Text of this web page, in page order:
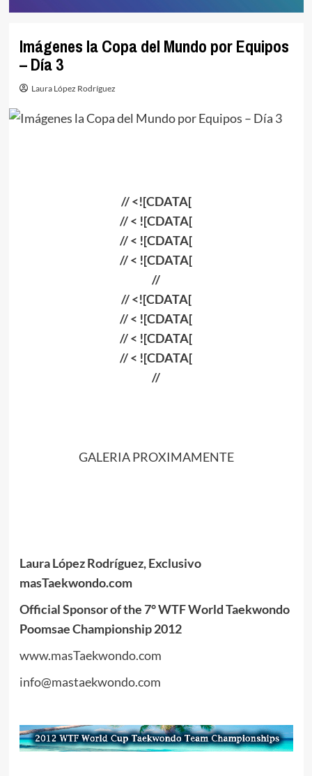
Imágenes la Copa del Mundo por Equipos
– Día 3
Laura López Rodríguez
// <![CDATA[
// < ![CDATA[
// < ![CDATA[
// < ![CDATA[
//
// <![CDATA[
// < ![CDATA[
// < ![CDATA[
// < ![CDATA[
//
GALERIA PROXIMAMENTE
Laura López Rodríguez, Exclusivo
masTaekwondo.com
Official Sponsor of the 7° WTF World Taekwondo
Poomsae Championship 2012
www.masTaekwondo.com
info@mastaekwondo.com